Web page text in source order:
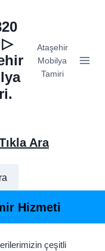
▷
Ataşehir
Mobilya
Tamiri
Ara
Hizmeti
çeşitli